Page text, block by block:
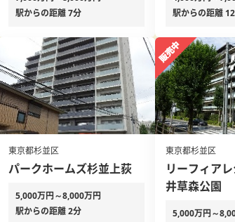
駅からの距離 7分
駅からの距離
東京都杉並区
パークホームズ杉並上荻
5,000万円～8,000万円
駅からの距離 2分
東京都杉並区
リーフィア
井草森公園
5,000万円～